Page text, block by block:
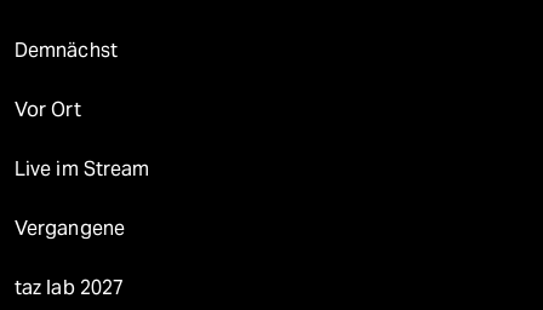
Demnächst
Vor Ort
Live im Stream
Vergangene
taz lab 2027